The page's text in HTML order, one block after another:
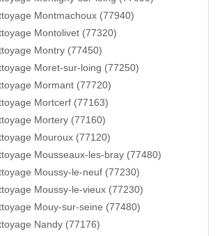
Montmachoux (77940)
Montolivet (77320)
Montry (77450)
Moret-sur-loing (77250)
Mormant (77720)
Mortcerf (77163)
Mortery (77160)
Mouroux (77120)
Mousseaux-les-bray (77480)
Moussy-le-neuf (77230)
Moussy-le-vieux (77230)
Mouy-sur-seine (77480)
Nandy (77176)